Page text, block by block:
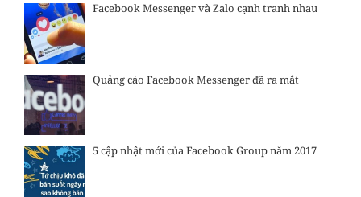
Facebook Messenger và Zalo cạnh tranh nhau
Quảng cáo Facebook Messenger đã ra mắt
5 cập nhật mới của Facebook Group năm 2017